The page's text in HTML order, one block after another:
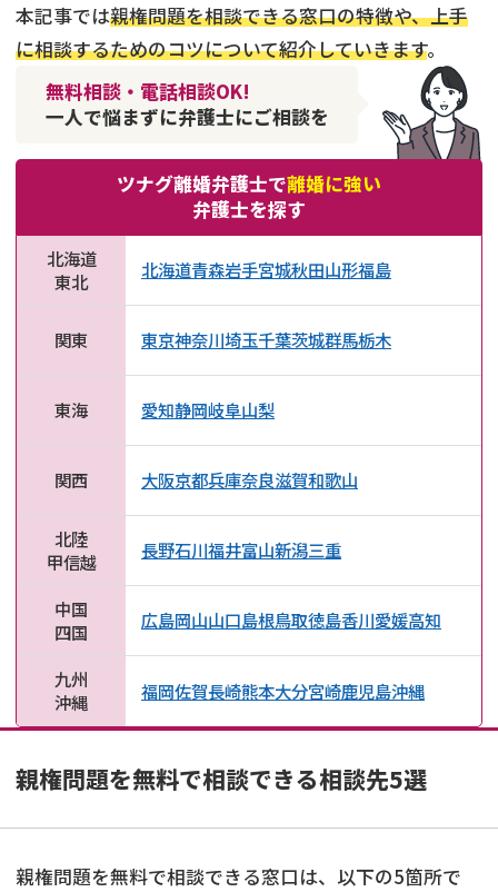
本記事では親権問題を相談できる窓口の特徴や、上手
に相談するためのコツについて紹介していきます。
無料相談・電話相談OK!
一人で悩まずに弁護士にご相談を
ツナグ離婚弁護士で離婚に強い
弁護士を探す
北海道
東北
北海道青森岩手宮城秋田山形福島
関東 東京神奈川埼玉千葉茨城群馬栃木
東海 愛知静岡岐阜山梨
関西 大阪京都兵庫奈良滋賀和歌山
北陸
甲信越
長野石川福井富山新潟三重
中国
四国
広島岡山山口島根鳥取徳島香川愛媛高知
九州
沖縄
福岡佐賀長崎熊本大分宮崎鹿児島沖縄
親権問題を無料で相談できる相談先5選
親権問題を無料で相談できる窓口は、以下の5箇所で